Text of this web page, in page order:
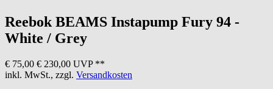
Reebok BEAMS Instapump Fury 94 -
White / Grey
€ 75,00 € 230,00 UVP **
inkl. MwSt., zzgl. Versandkosten